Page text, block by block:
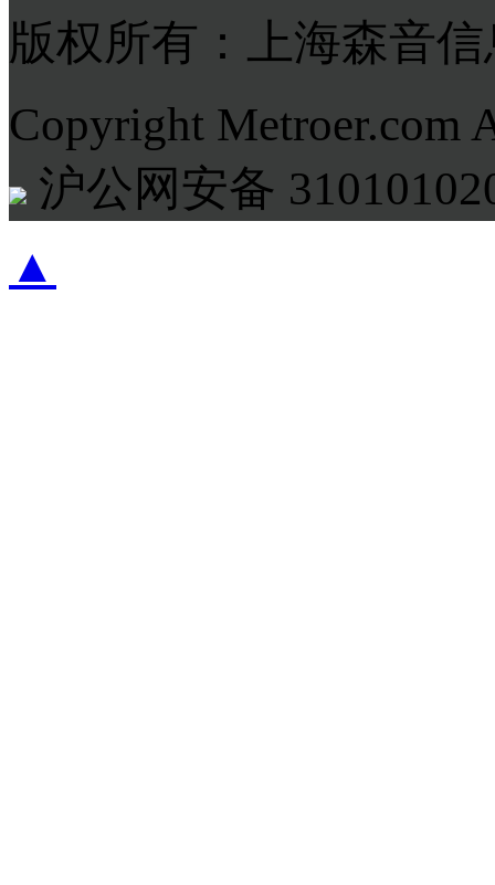
版权所有：上海森音
Copyright Metroer.com
沪公网安备
▲